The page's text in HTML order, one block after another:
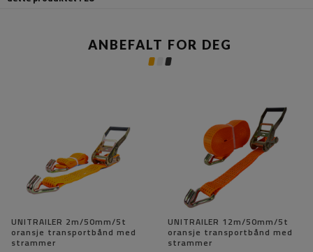
ANBEFALT FOR DEG
UNITRAILER 2m/50mm/5t
oransje transportbånd med
strammer
UNITRAILER 12m/50mm/5t
oransje transportbånd med
strammer